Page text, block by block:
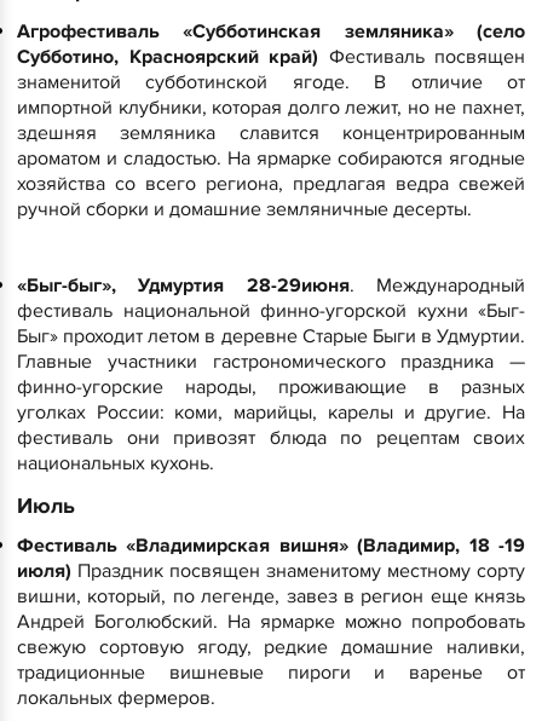
Агрофестиваль «Субботинская земляника» (село
Субботино, Красноярский край) Фестиваль посвящен
знаменитой субботинской ягоде. В отличие от
импортной клубники, которая долго лежит, но не пахнет,
здешняя земляника славится концентрированным
ароматом и сладостью. На ярмарке собираются ягодные
хозяйства со всего региона, предлагая ведра свежей
ручной сборки и домашние земляничные десерты.
«Быг-быг», Удмуртия 28-29июня. Международный
фестиваль национальной финно-угорской кухни «Быг-
Быг» проходит летом в деревне Старые Быги в Удмуртии.
Главные участники гастрономического праздника —
финно-угорские народы, проживающие в разных
уголках России: коми, марийцы, карелы и другие. На
фестиваль они привозят блюда по рецептам своих
национальных кухонь.
​Июль
Фестиваль «Владимирская вишня» (Владимир, 18 -19
июля) Праздник посвящен знаменитому местному сорту
вишни, который, по легенде, завез в регион еще князь
Андрей Боголюбский. На ярмарке можно попробовать
свежую сортовую ягоду, редкие домашние наливки,
традиционные вишневые пироги и варенье от
локальных фермеров.